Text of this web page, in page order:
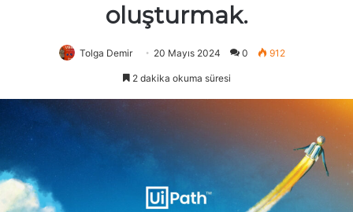
oluşturmak.
Tolga Demir 20 Mayıs 2024 0 912
2 dakika okuma süresi